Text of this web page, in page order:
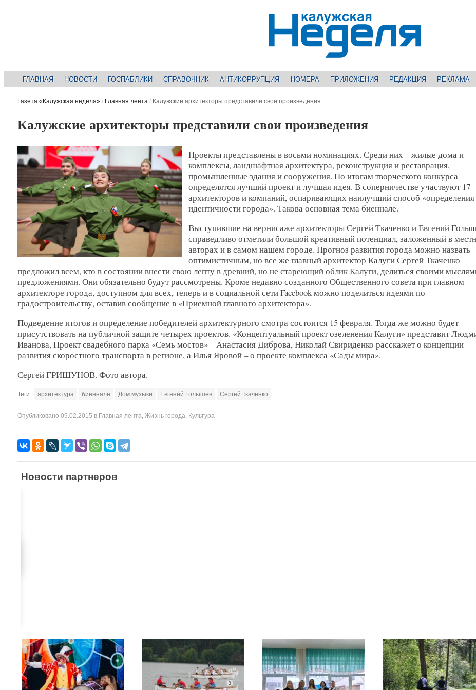
ГЛАВНАЯ НОВОСТИ ГОСПАБЛИКИ СПРАВОЧНИК АНТИКОРРУПЦИЯ НОМЕРА ПРИЛОЖЕНИЯ РЕДАКЦИЯ РЕКЛАМА
Газета «Калужская неделя» / Главная лента / Калужские архитекторы представили свои произведения
Калужские архитекторы представили свои произведения
Проекты представлены в восьми номинациях. Среди них – жилые дома и
комплексы, ландшафтная архитектура, реконструкция и реставрация,
промышленные здания и сооружения. По итогам творческого конкурса
определятся лучший проект и лучшая идея. В соперничестве участвуют 17
архитекторов и компаний, оспаривающих наилучший способ «определения
идентичности города». Такова основная тема биеннале.
Выступившие на вернисаже архитекторы Сергей Ткаченко и Евгений
справедливо отметили большой креативный потенциал, заложенный в
авторах и в самом нашем городе. Прогноз развития города можно назвать
оптимистичным, но все же главный архитектор Калуги Сергей Ткаченко
предложил всем, кто в состоянии внести свою лепту в древний, но не стареющий облик Калуги, делиться своими
предложениями. Они обязательно будут рассмотрены. Кроме недавно созданного Общественного совета при главном
архитекторе города, доступном для всех, теперь и в социальной сети Facebook можно поделиться идеями по
градостроительству, оставив сообщение в «Приемной главного архитектора».
Подведение итогов и определение победителей архитектурного смотра состоится 15 февраля. Тогда же можно будет
присутствовать на публичной защите четырех проектов. «Концептуальный проект озеленения Калуги» представит
Иванова, Проект свадебного парка «Семь мостов» – Анастасия Диброва, Николай Свириденко расскажет о концепции
развития скоростного транспорта в регионе, а Илья Яровой – о проекте комплекса «Сады мира».
Сергей ГРИШУНОВ. Фото автора.
Теги: архитектура биеннале Дом музыки Евгений Голышев Сергей Ткаченко
Опубликовано 09.02.2015 в Главная лента, Жизнь города, Культура
Новости партнеров